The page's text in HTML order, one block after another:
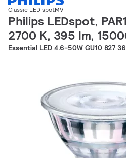
Classic LED spotMV
Philips LEDspot,
2700 K, 395 lm,
Essential LED 4.6-50W GU10 827